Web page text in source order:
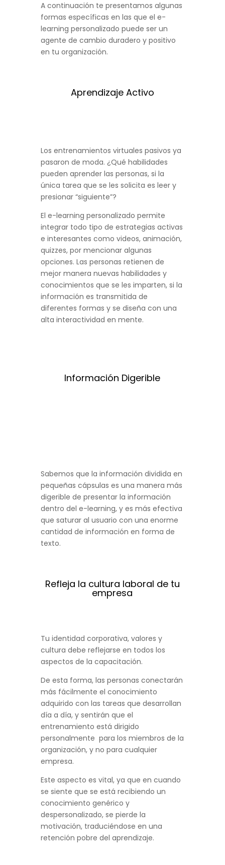
A continuación te presentamos algunas
formas específicas en las que el e-
learning personalizado puede ser un
agente de cambio duradero y positivo
en tu organización.
Aprendizaje Activo
Los entrenamientos virtuales pasivos ya
pasaron de moda. ¿Qué habilidades
pueden aprender las personas, si la
única tarea que se les solicita es leer y
presionar “siguiente”?
El e-learning personalizado permite
integrar todo tipo de estrategias activas
e interesantes como videos, animación,
quizzes, por mencionar algunas
opciones. Las personas retienen de
mejor manera nuevas habilidades y
conocimientos que se les imparten, si la
información es transmitida de
diferentes formas y se diseña con una
alta interactividad en mente.
Información Digerible
Sabemos que la información dividida en
pequeñas cápsulas es una manera más
digerible de presentar la información
dentro del e-learning, y es más efectiva
que saturar al usuario con una enorme
cantidad de información en forma de
texto.
Refleja la cultura laboral de tu
empresa
Tu identidad corporativa, valores y
cultura debe reflejarse en todos los
aspectos de la capacitación.
De esta forma, las personas conectarán
más fácilmente el conocimiento
adquirido con las tareas que desarrollan
día a día, y sentirán que el
entrenamiento está dirigido
personalmente para los miembros de la
organización, y no para cualquier
empresa.
Este aspecto es vital, ya que en cuando
se siente que se está recibiendo un
conocimiento genérico y
despersonalizado, se pierde la
motivación, traduciéndose en una
retención pobre del aprendizaje.